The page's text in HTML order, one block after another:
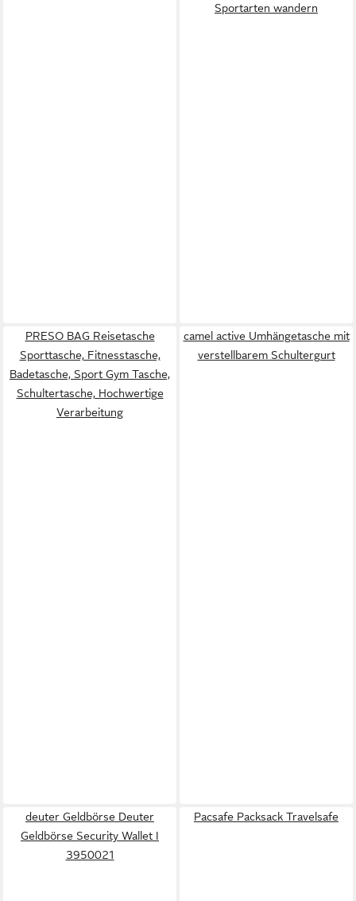
Sportarten wandern
PRESO BAG Reisetasche
Sporttasche, Fitnesstasche,
Badetasche, Sport Gym Tasche,
Schultertasche, Hochwertige
Verarbeitung
camel active Umhängetasche mit
verstellbarem Schultergurt
deuter Geldbörse Deuter
Geldbörse Security Wallet I
3950021
Pacsafe Packsack Travelsafe